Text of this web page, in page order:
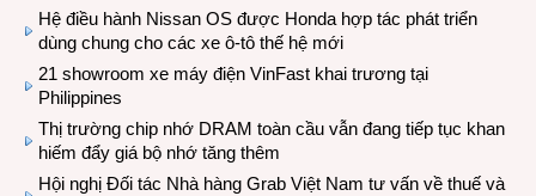
Hệ điều hành Nissan OS được Honda hợp tác phát triển
dùng chung cho các xe ô-tô thế hệ mới
21 showroom xe máy điện VinFast khai trương tại
Philippines
Thị trường chip nhớ DRAM toàn cầu vẫn đang tiếp tục khan
hiếm đẩy giá bộ nhớ tăng thêm
Hội nghị Đối tác Nhà hàng Grab Việt Nam tư vấn về thuế và